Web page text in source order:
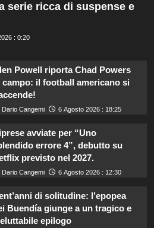
serie ricca di suspense e
: 0:20
Powell riporta Chad Powers
campo: il football americano si
Dario Cangemi 6 Agosto 2026 : 18:25
avviate per “Uno
errore 4”, debutto su
previsto nel 2027.
Dario Cangemi 6 Agosto 2026 : 12:30
di solitudine: l’epopea
Buendía giunge a un tragico e
epilogo